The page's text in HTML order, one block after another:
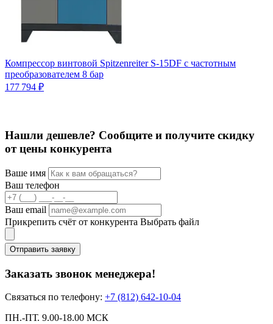
Компрессор винтовой Spitzenreiter S-15DF с частотным
преобразователем 8 бар
177 794 ₽
Нашли дешевле? Сообщите и получите скидку
от цены конкурента
Ваше имя
Ваш телефон
Ваш email
Прикрепить счёт от конкурента Выбрать файл
Отправить заявку
Заказать звонок менеджера!
Связаться по телефону: +7 (812) 642-10-04
ПН.-ПТ. 9.00-18.00 МСК